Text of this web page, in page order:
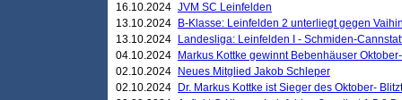
16.10.2024 JVM SC Leinfelden
13.10.2024
B-Klasse: Leinfelden 2 unterliegt gegen
13.10.2024
Landesliga: Leinfelden I - Schmiden-
04.10.2024
Markus Kottke gewinnt Bebenhäuser
02.10.2024
Neues Mitglied Jakob Schleper
02.10.2024
Dr. Markus Kottke ist Sieger des Oktober-